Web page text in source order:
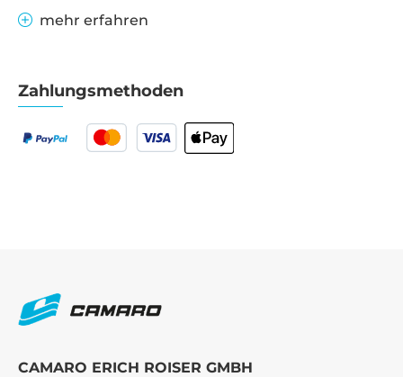
mehr erfahren
Zahlungsmethoden
CAMARO ERICH ROISER GMBH